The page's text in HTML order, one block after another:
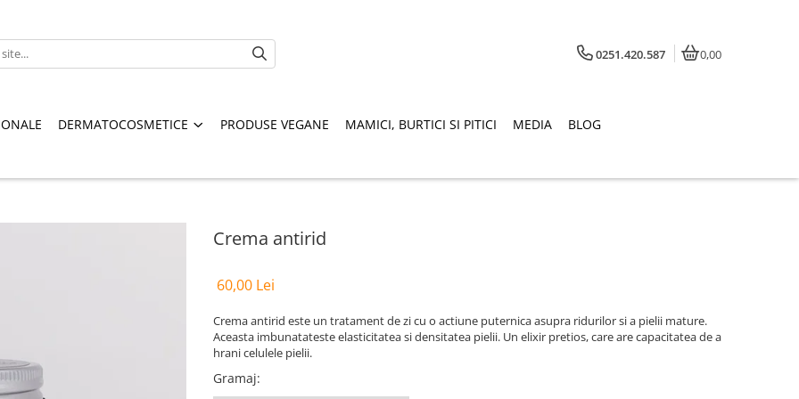
0251.420.587 0,00
DERMATOCOSMETICE PRODUSE VEGANE MAMICI, BURTICI SI PITICI MEDIA BLOG
Crema antirid
60,00 Lei
Crema antirid este un tratament de zi cu o actiune puternica asupra ridurilor si a pielii mature.
Aceasta imbunatateste elasticitatea si densitatea pielii. Un elixir pretios, care are capacitatea de a
hrani celulele pielii.
Gramaj: